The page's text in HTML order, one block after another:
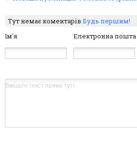
Тут немає коментарівБудь першим!
Ім'я
Електронна пошта